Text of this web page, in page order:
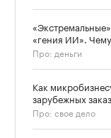
«гения ИИ».
Про: деньги
Как
зарубежных
Про: свое дело